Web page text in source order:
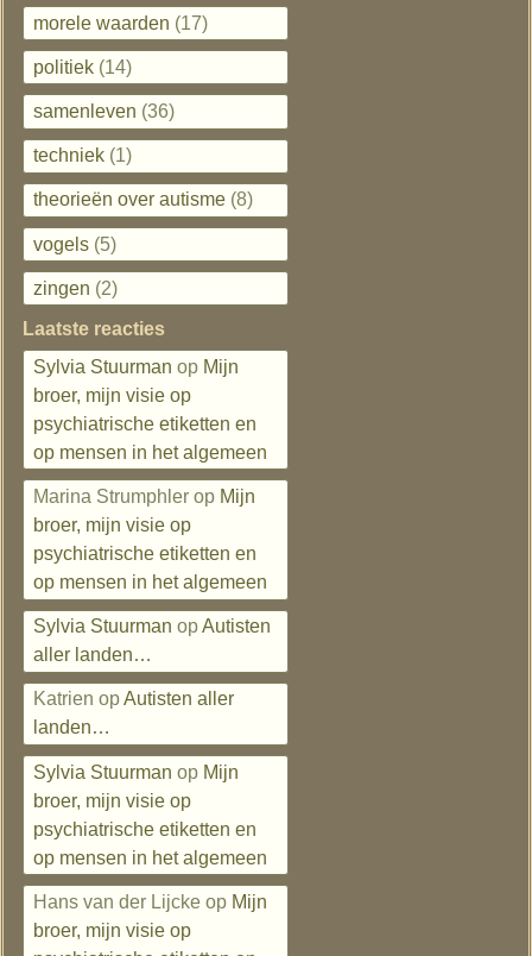
morele waarden (17)
politiek (14)
samenleven (36)
techniek (1)
theorieën over autisme (8)
vogels (5)
zingen (2)
Laatste reacties
Sylvia Stuurman op Mijn
broer, mijn visie op
psychiatrische etiketten en
op mensen in het algemeen
Marina Strumphler op Mijn
broer, mijn visie op
psychiatrische etiketten en
op mensen in het algemeen
Sylvia Stuurman opAutisten
aller landen…
Katrien opAutisten aller
landen…
Sylvia Stuurman op Mijn
broer, mijn visie op
psychiatrische etiketten en
op mensen in het algemeen
Hans van der Lijcke op Mijn
broer, mijn visie op